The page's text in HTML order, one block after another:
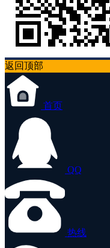
返回顶部
首页
QQ
热线